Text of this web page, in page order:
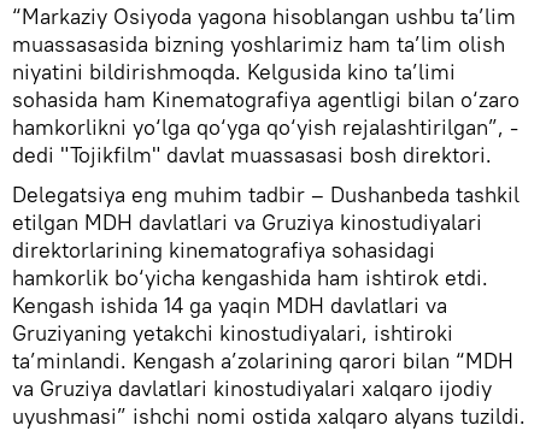
“Markaziy Osiyoda yagona hisoblangan ushbu ta’lim
muassasasida bizning yoshlarimiz ham ta’lim olish
niyatini bildirishmoqda. Kelgusida kino ta’limi
sohasida ham Kinematografiya agentligi bilan o‘zaro
hamkorlikni yo‘lga qo‘yga qo‘yish rejalashtirilgan”, -
dedi "Tojikfilm" davlat muassasasi bosh direktori.
Delegatsiya eng muhim tadbir – Dushanbeda tashkil
etilgan MDH davlatlari va Gruziya kinostudiyalari
direktorlarining kinematografiya sohasidagi
hamkorlik bo‘yicha kengashida ham ishtirok etdi.
Kengash ishida 14 ga yaqin MDH davlatlari va
Gruziyaning yetakchi kinostudiyalari, ishtiroki
ta’minlandi. Kengash a’zolarining qarori bilan “MDH
va Gruziya davlatlari kinostudiyalari xalqaro ijodiy
uyushmasi” ishchi nomi ostida xalqaro alyans tuzildi.